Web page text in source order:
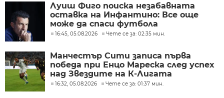
Луиш Фиго поиска незабавната
оставка на Инфантино: Все още
може да спаси футбола
16:45, 05.08.2026 Чете се за: 02:35 мин.
Манчестър Сити записа първа
победа при Енцо Мареска след успех
над Звездите на К-Лигата
16:32, 05.08.2026 Чете се за: 01:37 мин.